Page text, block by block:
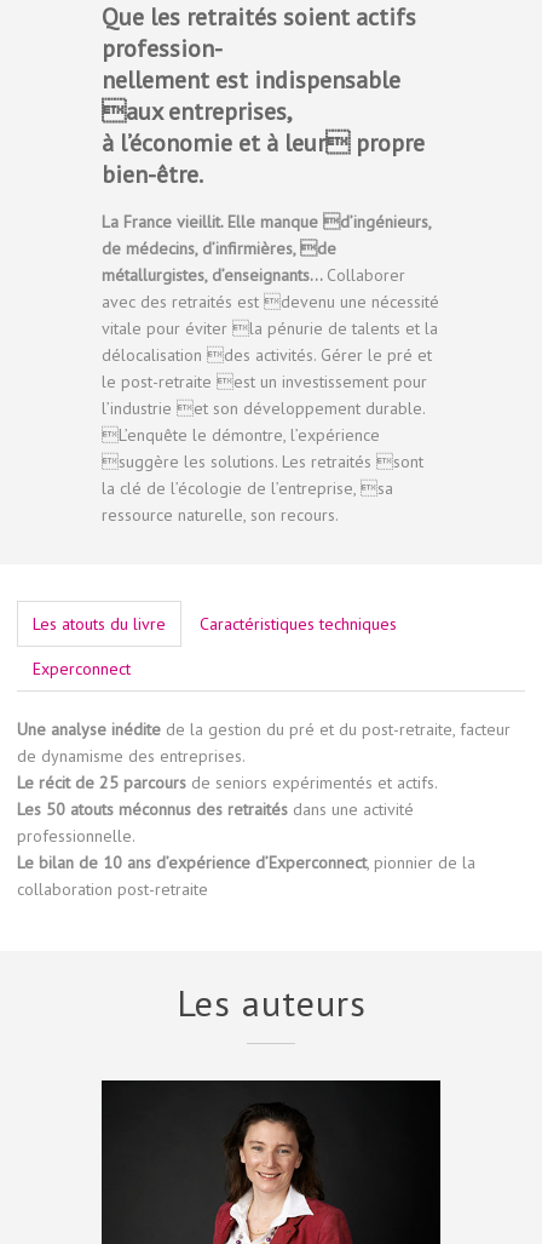
Que les retraités soient actifs
profession-
nellement est indispensable
aux entreprises,
à l’économie et à leur propre
bien-être.
La France vieillit. Elle manque d’ingénieurs,
de médecins, d’infirmières, de
métallurgistes, d’enseignants… Collaborer
avec des retraités est devenu une nécessité
vitale pour éviter la pénurie de talents et la
délocalisation des activités. Gérer le pré et
le post-retraite est un investissement pour
l’industrie et son développement durable.
L’enquête le démontre, l’expérience
suggère les solutions. Les retraités sont
la clé de l’écologie de l’entreprise, sa
ressource naturelle, son recours.
Les atouts du livre Caractéristiques techniques
Experconnect
Une analyse inédite de la gestion du pré et du post-retraite, facteur
de dynamisme des entreprises.
Le récit de 25 parcours de seniors expérimentés et actifs.
Les 50 atouts méconnus des retraités dans une activité
professionnelle.
Le bilan de 10 ans d’expérience d’Experconnect, pionnier de la
collaboration post-retraite
Les auteurs